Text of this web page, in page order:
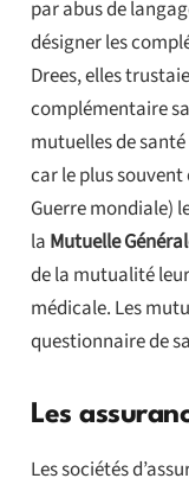
par abus de
désigner les
Drees, elles
complémentaire
mutuelles de
car le plus souvent
Guerre mondiale)
la Mutuelle
de la mutualité
médicale. Les
questionnaire de
Les
Les sociétés